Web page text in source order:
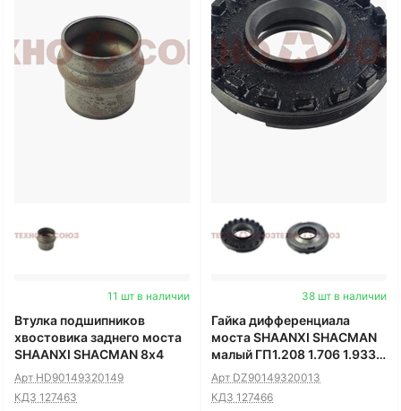
11 шт в наличии
Втулка подшипников
хвостовика заднего моста
SHAANXI SHACMAN 8х4
Арт HD90149320149
КДЗ 127463
38 шт в наличии
Гайка дифференциала
моста SHAANXI SHACMAN
малый ГП1.208 1.706 1.933
8х4
Арт DZ90149320013
КДЗ 127466